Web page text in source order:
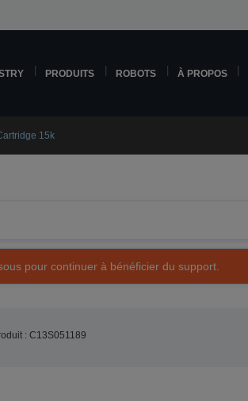
PRODUITS ROBOTS À PROPOS
15k
pour continuer à bénéficier du support.
: C13S051189